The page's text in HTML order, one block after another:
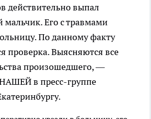
действительно выпал
мальчик. Его с травмами
По данному факту
проверка. Выясняются все
произошедшего, —
в пресс-группе